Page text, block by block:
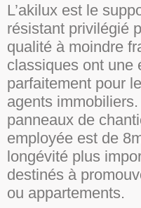
L’akilux est le
résistant privilégié
qualité à moindre
classiques ont une
parfaitement pour
agents
panneaux de
employée est de
longévité plus
destinés à
ou appartements.